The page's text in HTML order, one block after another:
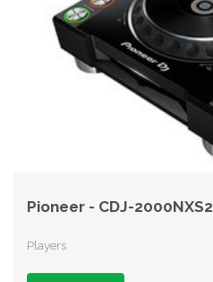
Pioneer - CDJ-2000NXS2
Players